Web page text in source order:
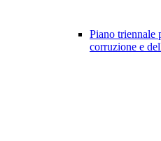
Piano triennale
corruzione e